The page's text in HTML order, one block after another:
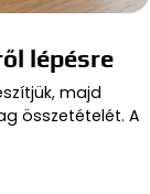
lépésre
majd
összetételét. A